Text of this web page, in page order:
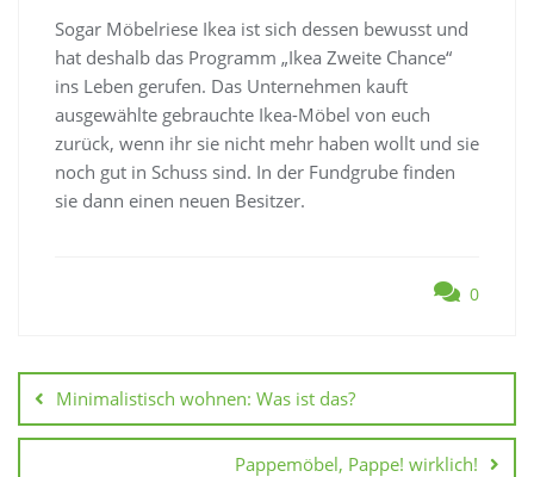
Sogar Möbelriese Ikea ist sich dessen bewusst und
hat deshalb das Programm „Ikea Zweite Chance“
ins Leben gerufen. Das Unternehmen kauft
ausgewählte gebrauchte Ikea-Möbel von euch
zurück, wenn ihr sie nicht mehr haben wollt und sie
noch gut in Schuss sind. In der Fundgrube finden
sie dann einen neuen Besitzer.
0
Minimalistisch wohnen: Was ist das?
Pappemöbel, Pappe! wirklich!